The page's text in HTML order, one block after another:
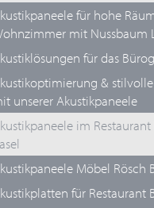
für hohe
mit Nussbaum
für das
&
unserer Akustikpaneele
im
Möbel Rösch
für Restaurant